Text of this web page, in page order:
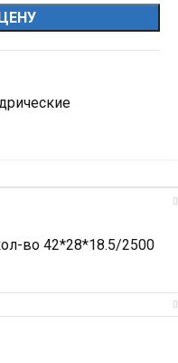
во 42*28*18.5/2500